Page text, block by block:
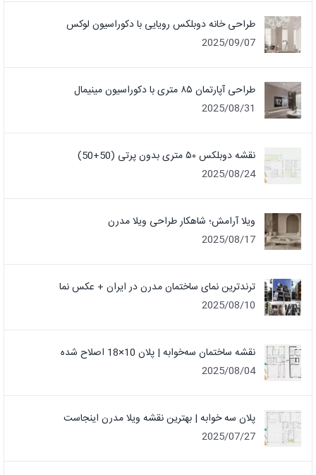
طراحی خانه دوبلکس رویایی با دکوراسیون لوکس
2025/09/07
طراحی آپارتمان ۸۵ متری با دکوراسیون مینیمال
2025/08/31
نقشه دوبلکس ۵۰ متری بدون پرتی (50+50)
2025/08/24
ویلا آرامش؛ شاهکار طراحی ویلا مدرن
2025/08/17
ترندترین نمای ساختمان مدرن در ایران + عکس نما
2025/08/10
نقشه ساختمان سه‌خوابه | پلان 10×18 اصلاح شده
2025/08/04
پلان سه خوابه | بهترین نقشه ویلا مدرن اینجاست
2025/07/27